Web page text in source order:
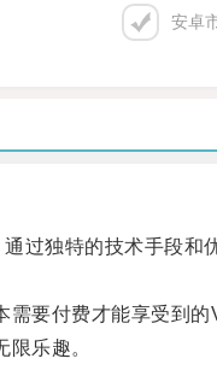
安卓
独特的技术手段和
要付费才能享受到的
乐趣。